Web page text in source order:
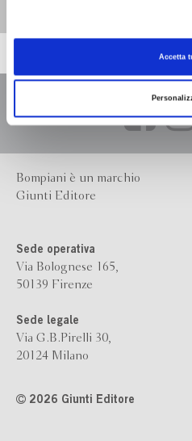
Accetta
Bompiani è un marchio
Giunti Editore
Sede operativa
Via Bolognese 165,
50139 Firenze
Sede legale
Via G.B.Pirelli 30,
20124 Milano
2026 Giunti Editore